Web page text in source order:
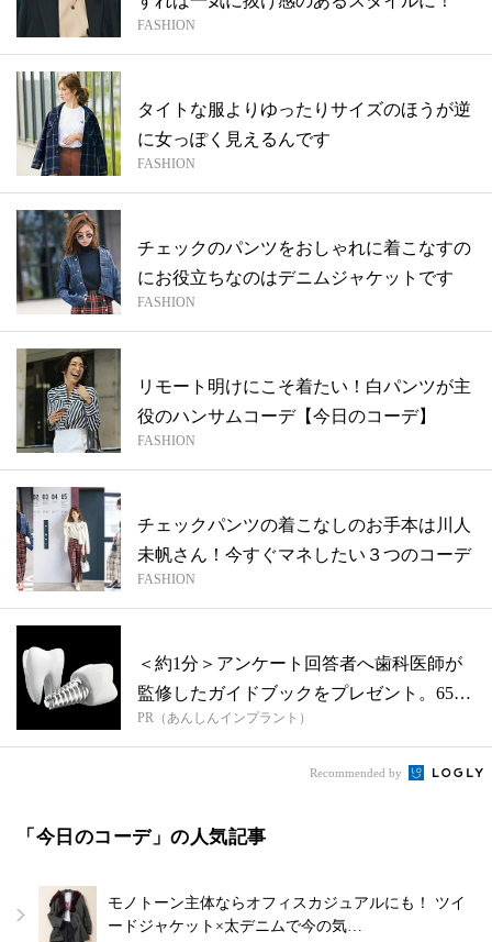
FASHION
タイトな服よりゆったりサイズのほうが逆
に女っぽく見えるんです
FASHION
チェックのパンツをおしゃれに着こなすの
にお役立ちなのはデニムジャケットです
FASHION
リモート明けにこそ着たい！白パンツが主
役のハンサムコーデ【今日のコーデ】
FASHION
チェックパンツの着こなしのお手本は川人
未帆さん！今すぐマネしたい３つのコーデ
FASHION
＜約1分＞アンケート回答者へ歯科医師が
監修したガイドブックをプレゼント。65歳
以...
PR（あんしんインプラント）
Recommended by
「今日のコーデ」の人気記事
モノトーン主体ならオフィスカジュアルにも！ ツイ
ードジャケット×太デニムで今の気…